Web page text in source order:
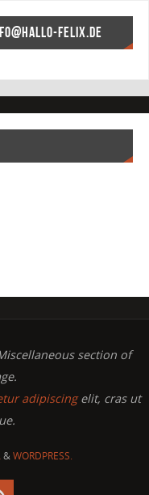
FELIX.DE
section of
adipiscingelit, cras ut
&WORDPRESS.